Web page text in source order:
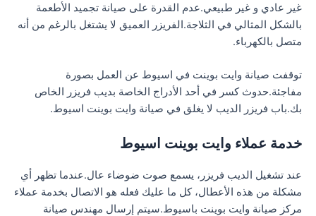
غير عادي و غير طبيعي.عدم القدرة على صيانة تجميد الأطعمة
بالشكل المثالي في الثلاجة.الفريزر العميق لا يشتغل بالرغم من أنه
متصل بالكهرباء.
توقفت صيانة وايت بوينت في اسيوط عن العمل بصورة
مفاجئة.حدوث كسر في أحد الأدراج الخاصة بديب فريزر الخاص
بك.باب فريزر الديب لا يغلق في صيانة وايت بوينت اسيوط.
خدمة عملاء وايت بوينت اسيوط
عند تشغيل الديب فريزر، يسمع صوت ضوضاء عال.عندما تظهر أي
مشكلة من هذه الأعطال، كل ما عليك فعله هو الاتصال بخدمة عملاء
مركز صيانة وايت بوينت باسيوط.سيتم إرسال مهندس صيانة